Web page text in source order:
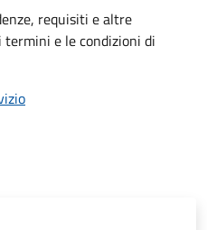
requisiti e altre
e le condizioni di